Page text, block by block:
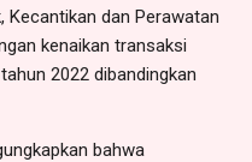
Kecantikan dan Perawatan
kenaikan transaksi
2022 dibandingkan
bahwa